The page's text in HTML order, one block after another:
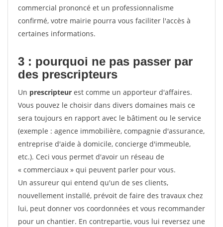
commercial prononcé et un professionnalisme
confirmé, votre mairie pourra vous faciliter l'accès à
certaines informations.
3 : pourquoi ne pas passer par
des prescripteurs
Un prescripteur est comme un apporteur d'affaires.
Vous pouvez le choisir dans divers domaines mais ce
sera toujours en rapport avec le bâtiment ou le service
(exemple : agence immobilière, compagnie d'assurance,
entreprise d'aide à domicile, concierge d'immeuble,
etc.). Ceci vous permet d'avoir un réseau de
« commerciaux » qui peuvent parler pour vous.
Un assureur qui entend qu'un de ses clients,
nouvellement installé, prévoit de faire des travaux chez
lui, peut donner vos coordonnées et vous recommander
pour un chantier. En contrepartie, vous lui reversez une